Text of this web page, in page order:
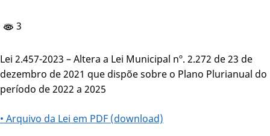
3
Lei 2.457-2023 – Altera a Lei Municipal nº. 2.272 de 23 de
dezembro de 2021 que dispõe sobre o Plano Plurianual do
período de 2022 a 2025
• Arquivo da Lei em PDF (download)